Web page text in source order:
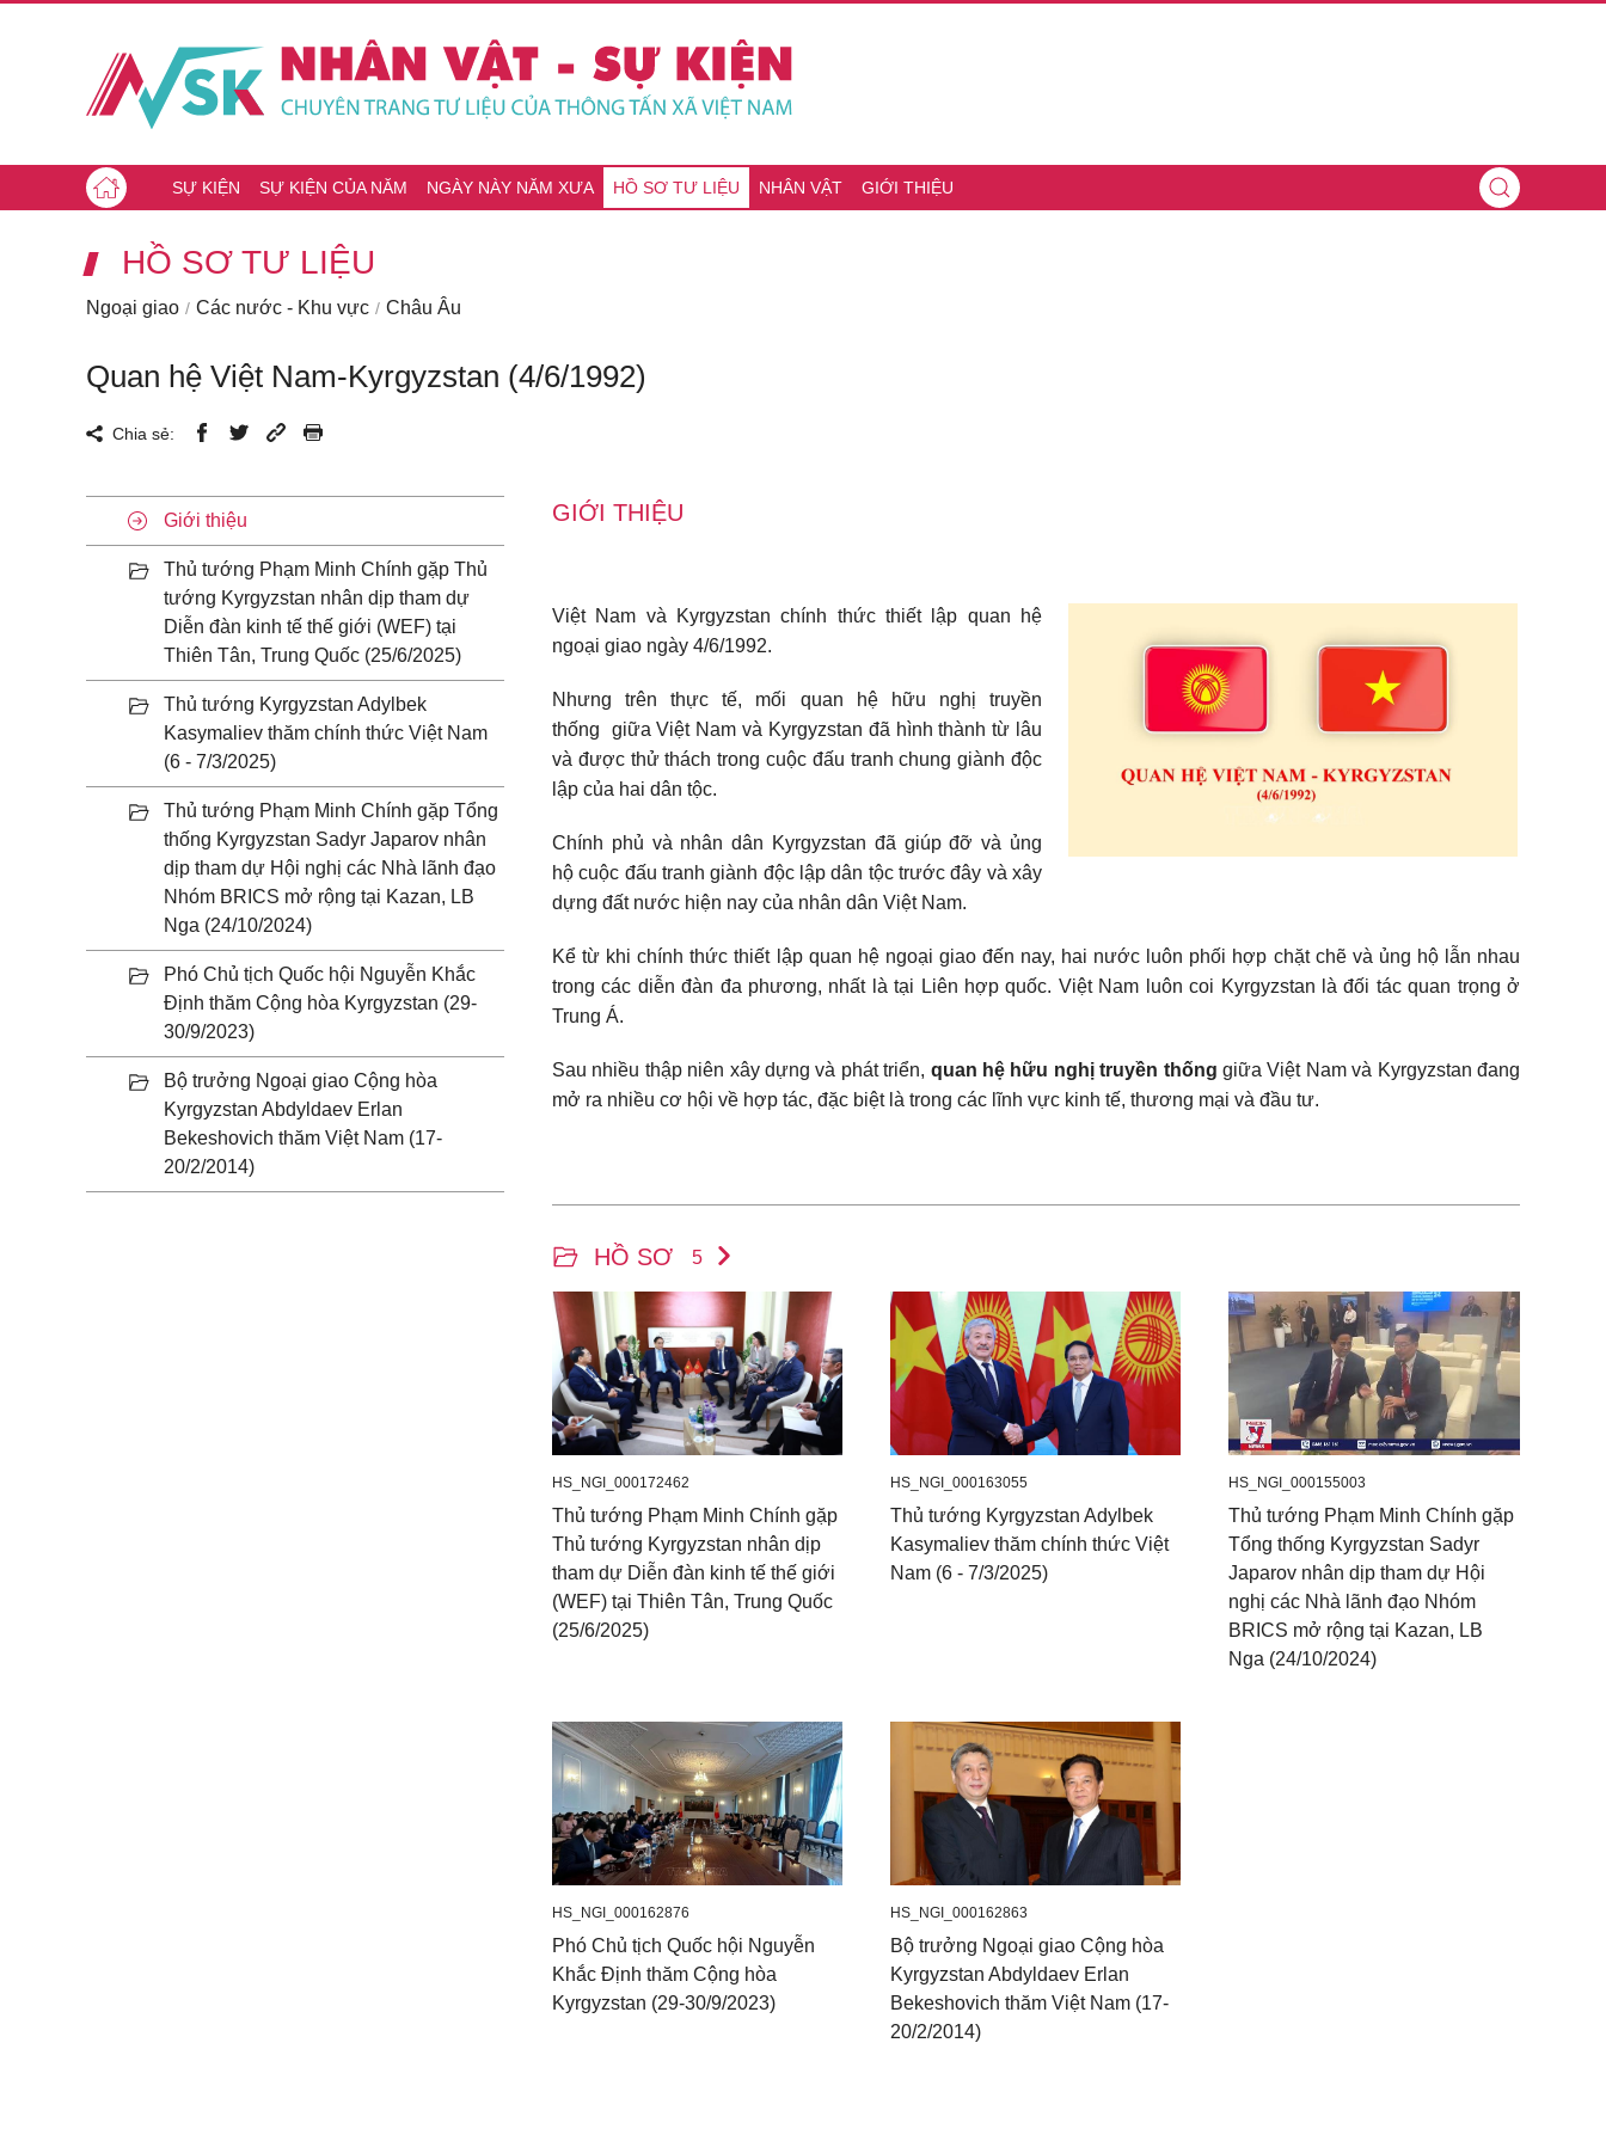
SỰ KIỆN SỰ KIỆN CỦA NĂM NGÀY NÀY NĂM XƯA HỒ SƠ TƯ LIỆU NHÂN VẬT GIỚI THIỆU
HỒ SƠ TƯ LIỆU
Ngoại giao Các nước - Khu vực Châu Âu
Quan hệ Việt Nam-Kyrgyzstan (4/6/1992)
Chia sẻ:
Giới thiệu
Thủ tướng Phạm Minh Chính gặp Thủ
tướng Kyrgyzstan nhân dịp tham dự
Diễn đàn kinh tế thế giới (WEF) tại
Thiên Tân, Trung Quốc (25/6/2025)
Thủ tướng Kyrgyzstan Adylbek
Kasymaliev thăm chính thức Việt Nam
(6 - 7/3/2025)
Thủ tướng Phạm Minh Chính gặp Tổng
thống Kyrgyzstan Sadyr Japarov nhân
dịp tham dự Hội nghị các Nhà lãnh đạo
Nhóm BRICS mở rộng tại Kazan, LB
Nga (24/10/2024)
Phó Chủ tịch Quốc hội Nguyễn Khắc
Định thăm Cộng hòa Kyrgyzstan (29-
30/9/2023)
Bộ trưởng Ngoại giao Cộng hòa
Kyrgyzstan Abdyldaev Erlan
Bekeshovich thăm Việt Nam (17-
20/2/2014)
GIỚI THIỆU
Việt Nam và Kyrgyzstan chính thức thiết lập quan hệ
ngoại giao ngày 4/6/1992.
Nhưng trên thực tế, mối quan hệ hữu nghị truyền
thống giữa Việt Nam và Kyrgyzstan đã hình thành từ lâu
và được thử thách trong cuộc đấu tranh chung giành độc
lập của hai dân tộc.
Chính phủ và nhân dân Kyrgyzstan đã giúp đỡ và ủng
hộ cuộc đấu tranh giành độc lập dân tộc trước đây và xây
dựng đất nước hiện nay của nhân dân Việt Nam.
Kể từ khi chính thức thiết lập quan hệ ngoại giao đến nay, hai nước luôn phối hợp chặt chẽ và ủng hộ lẫn nhau
trong các diễn đàn đa phương, nhất là tại Liên hợp quốc. Việt Nam luôn coi Kyrgyzstan là đối tác quan trọng ở
Trung Á.
Sau nhiều thập niên xây dựng và phát triển, quan hệ hữu nghị truyền thống giữa Việt Nam và Kyrgyzstan đang
mở ra nhiều cơ hội về hợp tác, đặc biệt là trong các lĩnh vực kinh tế, thương mại và đầu tư.
HỒ SƠ 5
HS_NGI_000172462
Thủ tướng Phạm Minh Chính gặp
Thủ tướng Kyrgyzstan nhân dịp
tham dự Diễn đàn kinh tế thế giới
(WEF) tại Thiên Tân, Trung Quốc
(25/6/2025)
HS_NGI_000163055
Thủ tướng Kyrgyzstan Adylbek
Kasymaliev thăm chính thức Việt
Nam (6 - 7/3/2025)
HS_NGI_000155003
Thủ tướng Phạm Minh Chính gặp
Tổng thống Kyrgyzstan Sadyr
Japarov nhân dịp tham dự Hội
nghị các Nhà lãnh đạo Nhóm
BRICS mở rộng tại Kazan, LB
Nga (24/10/2024)
HS_NGI_000162876
Phó Chủ tịch Quốc hội Nguyễn
Khắc Định thăm Cộng hòa
Kyrgyzstan (29-30/9/2023)
HS_NGI_000162863
Bộ trưởng Ngoại giao Cộng hòa
Kyrgyzstan Abdyldaev Erlan
Bekeshovich thăm Việt Nam (17-
20/2/2014)